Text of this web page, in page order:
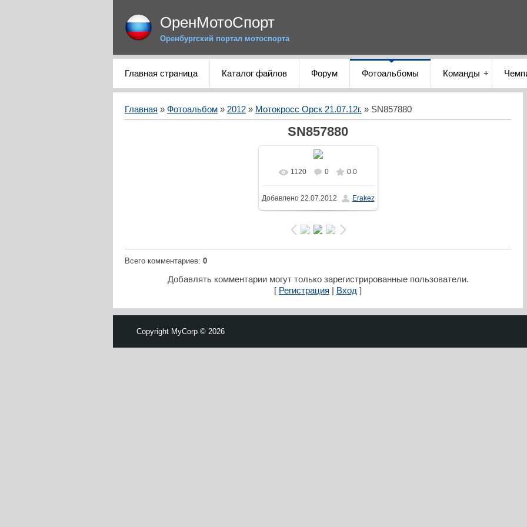
ОренМотоСпорт
Оренбургский портал мотоспорта
Главная страница Каталог файлов Форум Фотоальбомы Команды
Главная » Фотоальбом » 2012 » Мотокросс Орск 21.07.12г. » SN857880
SN857880
1120 0 0.0
Добавлено22.07.2012 Erakez
Всего комментариев: 0
Добавлять комментарии могут только зарегистрированные пользователи.
[ Регистрация Вход ]
Copyright MyCorp © 2026